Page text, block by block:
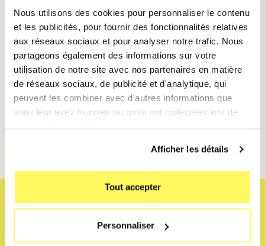
Nous utilisons des cookies pour personnaliser le contenu
et les publicités, pour fournir des fonctionnalités relatives
aux réseaux sociaux et pour analyser notre trafic. Nous
partageons également des informations sur votre
utilisation de notre site avec nos partenaires en matière
de réseaux sociaux, de publicité et d'analytique, qui
peuvent les combiner avec d'autres informations que
vous leur avez fournies ou qu'ils ont collectées lors de
Afficher les détails
Tout accepter
Personnaliser
✨ Pour conclure
Modifier les icônes avec
permet d’harmoniser votre interface avec vos
goûts, pour un smartphone plus clair et plus agréable
👉 Retrouvez toutes nos astuces pratiques sur le
blog Mobile Club pour personnaliser votre Pixel